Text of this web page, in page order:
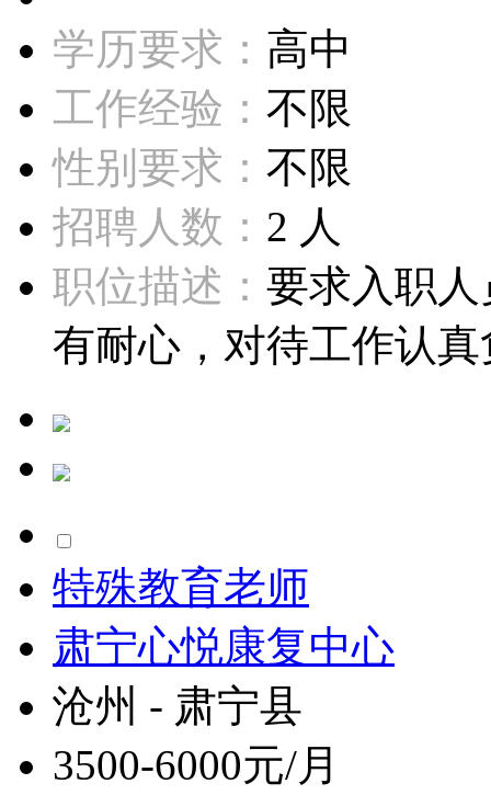
学历要求： 高中
工作经验： 不限
性别要求： 不限
招聘人数： 2 人
职位描述： 要求入职
有耐心，对待工作认
特殊教育老师
肃宁心悦康复中心
沧州 - 肃宁县
3500-6000元/月